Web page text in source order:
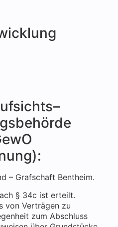
– Grafschaft Bentheim.
§ 34c ist erteilt.
von Verträgen zu
zum Abschluss